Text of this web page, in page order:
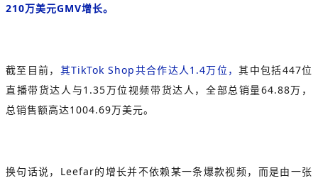
210万美元GMV增长。
截至目前， 其TikTok Shop共合作达人1.4万位，其中包括447位
直播带货达人与1.35万位视频带货达人，全部总销量64.88万，
总销售额高达1004.69万美元。
换句话说，Leefar的增长并不依赖某一条爆款视频，而是由一张